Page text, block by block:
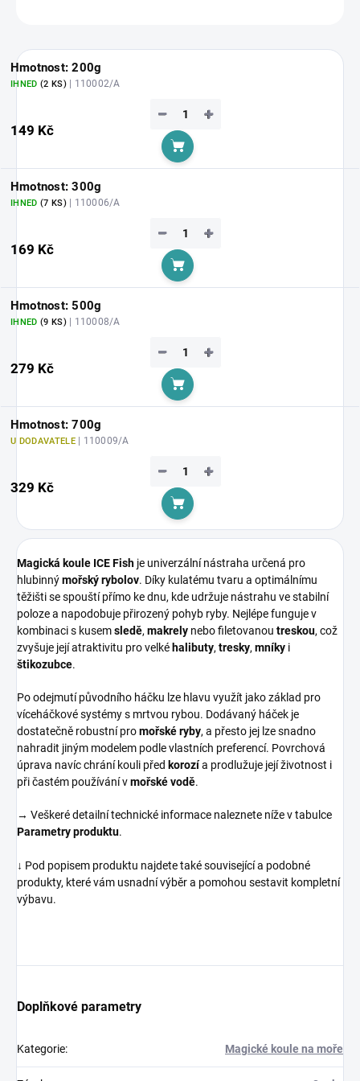
Hmotnost: 200g
IHNED (2 KS)| 110002/A
149 Kč
+
−
Do košíku
Hmotnost: 300g
IHNED (7 KS)| 110006/A
169 Kč
+
−
Do košíku
Hmotnost: 500g
IHNED (9 KS)| 110008/A
279 Kč
+
−
Do košíku
Hmotnost: 700g
U DODAVATELE | 110009/A
329 Kč
+
−
Do košíku
Magická koule ICE Fish je univerzální nástraha určená pro
hlubinnýmořský rybolov. Díky kulatému tvaru a optimálnímu
těžišti se spouští přímo ke dnu, kde udržuje nástrahu ve stabilní
poloze a napodobuje přirozený pohyb ryby. Nejlépe funguje v
kombinaci s kusemsledě, makrely nebo filetovanou treskou, což
zvyšuje její atraktivitu pro velké halibuty, tresky, mníky i
štikozubce.
Po odejmutí původního háčku lze hlavu využít jako základ pro
víceháčkové systémy s mrtvou rybou. Dodávaný háček je
dostatečně robustní promořské ryby, a přesto jej lze snadno
nahradit jiným modelem podle vlastních preferencí. Povrchová
úprava navíc chrání kouli před korozía prodlužuje její životnost i
při častém používání vmořské vodě.
→ Veškeré detailní technické informace naleznete níže v tabulce
Parametry produktu.
↓ Pod popisem produktu najdete také související a podobné
produkty, které vám usnadní výběr a pomohou sestavit kompletní
výbavu.
Doplňkové parametry
Kategorie: Magické koule na moře